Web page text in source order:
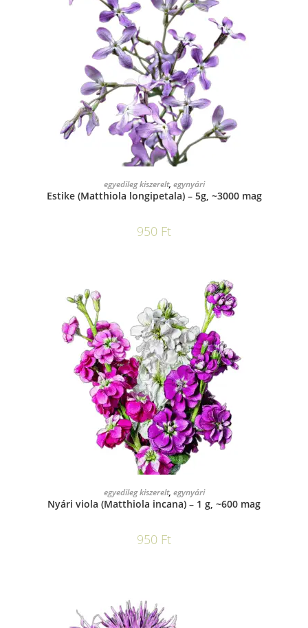
KOSÁRBA TESZEM
egyedileg kiszerelt, egynyári
Estike (Matthiola longipetala) – 5g, ~3000 mag
950 Ft
KOSÁRBA TESZEM
egyedileg kiszerelt, egynyári
Nyári viola (Matthiola incana) – 1 g, ~600 mag
950 Ft